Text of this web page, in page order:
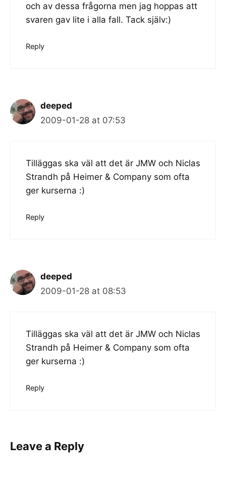
och av dessa frågorna men jag hoppas att
svaren gav lite i alla fall. Tack själv:)
Reply
deeped
2009-01-28 at 07:53
Tilläggas ska väl att det är JMW och Niclas
Strandh på Heimer & Company som ofta
ger kurserna :)
Reply
deeped
2009-01-28 at 08:53
Tilläggas ska väl att det är JMW och Niclas
Strandh på Heimer & Company som ofta
ger kurserna :)
Reply
Leave a Reply